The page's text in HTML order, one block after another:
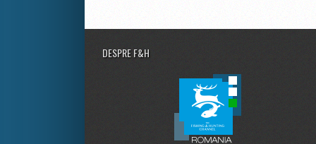
DESPRE F&H